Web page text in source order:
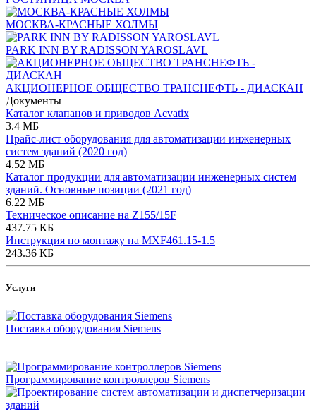
МОСКВА-КРАСНЫЕ ХОЛМЫ
PARK INN BY RADISSON YAROSLAVL
АКЦИОНЕРНОЕ ОБЩЕСТВО ТРАНСНЕФТЬ - ДИАСКАН
Документы
Каталог клапанов и приводов Acvatix
3.4 МБ
Прайс-лист оборудования для автоматизации инженерных
систем зданий (2020 год)
4.52 МБ
Каталог продукции для автоматизации инженерных систем
зданий. Основные позиции (2021 год)
6.22 МБ
Техническое описание на Z155/15F
437.75 КБ
Инструкция по монтажу на MXF461.15-1.5
243.36 КБ
Услуги
Поставка оборудования Siemens
Программирование контроллеров Siemens